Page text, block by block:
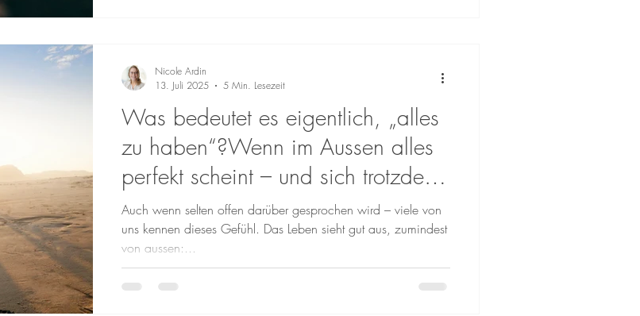
Nerv
Was bedeutet es eigentlich, „alles
zu haben“?Wenn im Aussen alles
perfekt scheint – und sich trotzdem
etwas falsch anfühlt
Auch wenn selten offen darüber gesprochen wird – viele von
uns kennen dieses Gefühl. Das Leben sieht gut aus, zumindest
von aussen:...
Nicole Ardin
13. Juli 2025
5 Min. Lesezeit